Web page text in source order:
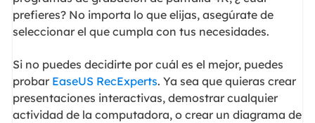
prefieres? No importa lo que elijas, asegúrate de
seleccionar el que cumpla con tus necesidades.
Si no puedes decidirte por cuál es el mejor, puedes
probar EaseUS RecExperts. Ya sea que quieras crear
presentaciones interactivas, demostrar cualquier
actividad de la computadora, o crear un diagrama de